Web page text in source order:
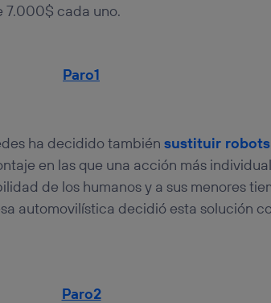
7.000$ cada uno.
ha decidido tambiénsustituir
en las que una acción más
de los humanos y a sus menores
automovilística decidió esta solución